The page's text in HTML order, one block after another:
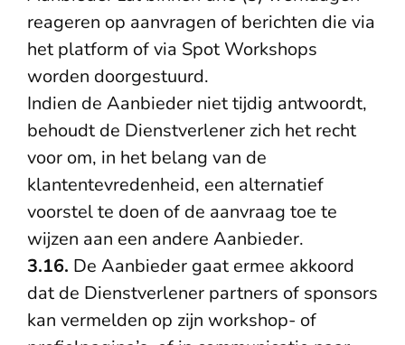
reageren op aanvragen of berichten die via
het platform of via Spot Workshops
worden doorgestuurd.
Indien de Aanbieder niet tijdig antwoordt,
behoudt de Dienstverlener zich het recht
voor om, in het belang van de
klantentevredenheid, een alternatief
voorstel te doen of de aanvraag toe te
wijzen aan een andere Aanbieder.
3.16. De Aanbieder gaat ermee akkoord
dat de Dienstverlener partners of sponsors
kan vermelden op zijn workshop- of